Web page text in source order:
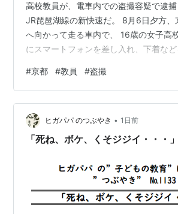
高校教員が、電車内での盗撮容疑で逮
JR琵琶湖線の新快速だ。 8月6日夕方、
へ向かって走る車内で、 16歳の女子高
にスマートフォンを差し入れ、下着な
かかるのは、この教員の所属校だ。 産
「京都市立高校」と伝え、MBSやライ
校教員」と伝えている。 市立(公立)な
報道は食い違ったままだ。 この教員は
れ、教員という職はどうなるのか。 こ
#京都 #教員 #盗撮
ヒガパパ のつぶやき • 1日前
「死ね、ボケ、くそジジイ・・・」